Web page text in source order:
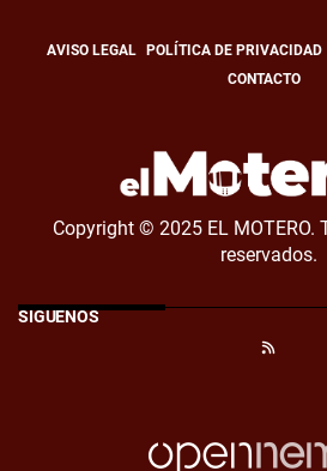
AVISO LEGAL POLÍTICA DE PRIVACIDAD
CONTACTO
Copyright © 2025 EL MOTERO.
reservados.
SÍGUENOS